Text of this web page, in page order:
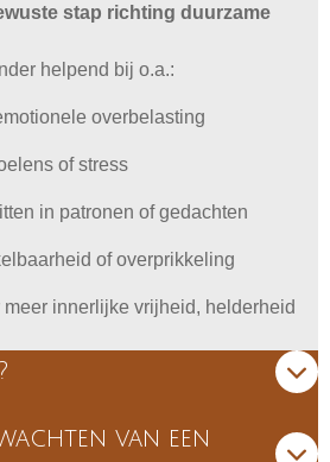
stap richting duurzame
helpend bij o.a.:
overbelasting
of stress
in patronen of gedachten
of overprikkeling
innerlijke vrijheid, helderheid
van een